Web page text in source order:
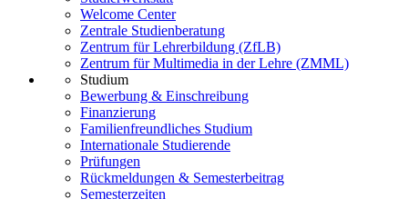
Welcome Center
Zentrale Studienberatung
Zentrum für Lehrerbildung (ZfLB)
Zentrum für Multimedia in der Lehre (ZMML)
Studium
Bewerbung & Einschreibung
Finanzierung
Familienfreundliches Studium
Internationale Studierende
Prüfungen
Rückmeldungen & Semesterbeitrag
Semesterzeiten